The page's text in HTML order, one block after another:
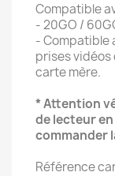
Compatible
- 20GO /
- Compatible
prises vidéos
carte mère.
* Attention
de lecteur
commander
Référence